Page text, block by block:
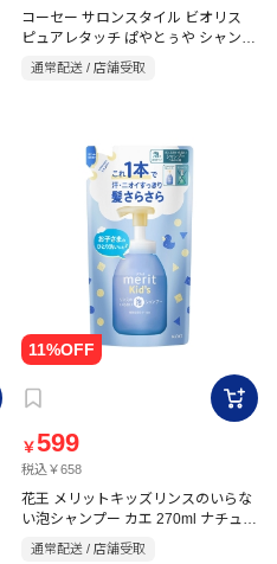
コーセー サロンスタイル ビオリス
ピュアレタッチ ぱやとぅや シャンプ
ー 詰替用 340ml
通常配送 / 店舗受取
￥599
税込￥658
花王 メリットキッズリンスのいらな
い泡シャンプー カエ 270ml ナチュラ
ルフローラルのやさしい香り
通常配送 / 店舗受取